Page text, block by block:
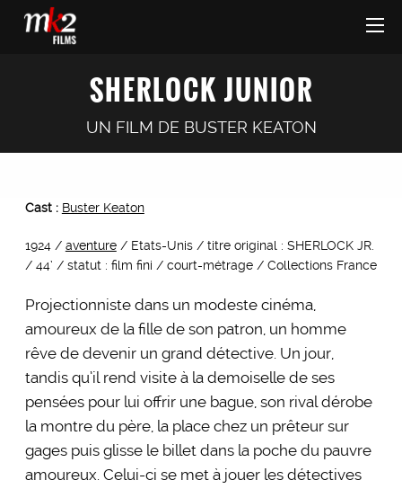
SHERLOCK JUNIOR
UN FILM DE BUSTER KEATON
Cast : Buster Keaton
1924 / aventure/ Etats-Unis / titre original : SHERLOCK JR.
/ 44’ / statut : film fini / court-métrage / Collections France
Projectionniste dans un modeste cinéma,
amoureux de la fille de son patron, un homme
rêve de devenir un grand détective. Un jour,
tandis qu’il rend visite à la demoiselle de ses
pensées pour lui offrir une bague, son rival dérobe
la montre du père, la place chez un prêteur sur
gages puis glisse le billet dans la poche du pauvre
amoureux. Celui-ci se met à jouer les détectives